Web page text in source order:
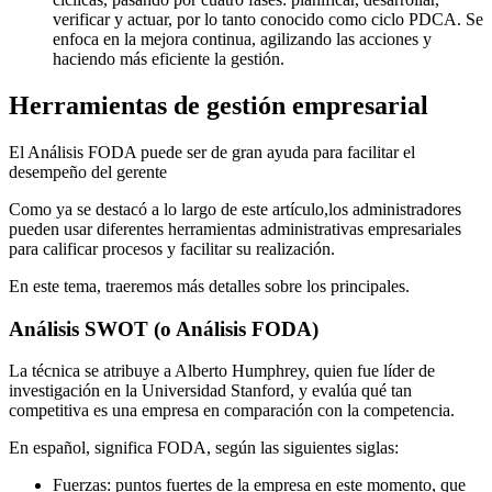
verificar y actuar, por lo tanto conocido como ciclo PDCA. Se
enfoca en la mejora continua, agilizando las acciones y
haciendo más eficiente la gestión.
Herramientas de gestión empresarial
El Análisis FODA puede ser de gran ayuda para facilitar el
desempeño del gerente
Como ya se destacó a lo largo de este artículo,los administradores
pueden usar diferentes herramientas administrativas empresariales
para calificar procesos y facilitar su realización.
En este tema, traeremos más detalles sobre los principales.
Análisis SWOT (o Análisis FODA)
La técnica se atribuye a Alberto Humphrey, quien fue líder de
investigación en la Universidad Stanford, y evalúa qué tan
competitiva es una empresa en comparación con la competencia.
En español, significa FODA, según las siguientes siglas:
Fuerzas: puntos fuertes de la empresa en este momento, que